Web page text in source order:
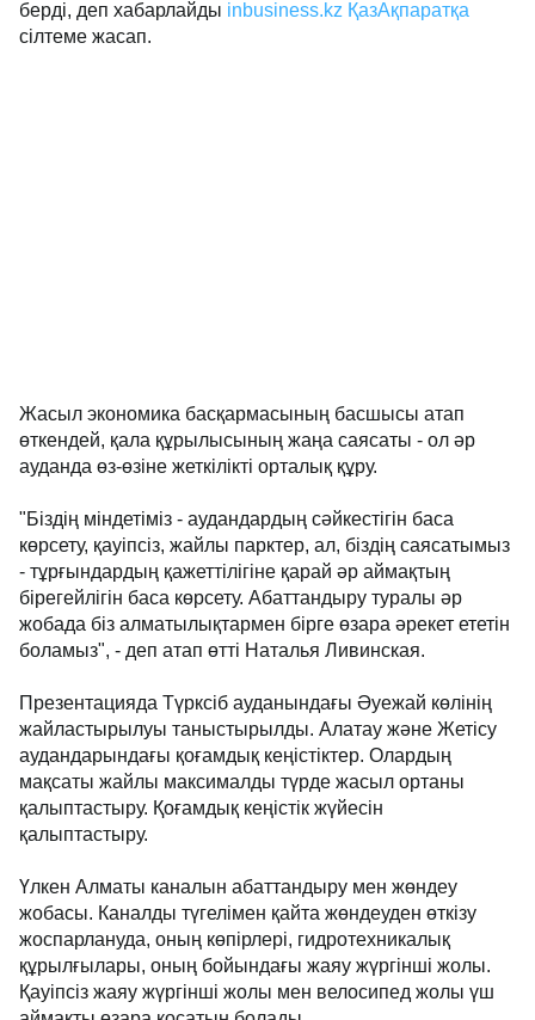
берді, деп хабарлайды inbusiness.kz ҚазАқпаратқа
сілтеме жасап.
Жасыл экономика басқармасының басшысы атап
өткендей, қала құрылысының жаңа саясаты - ол әр
ауданда өз-өзіне жеткілікті орталық құру.
"Біздің міндетіміз - аудандардың сәйкестігін баса
көрсету, қауіпсіз, жайлы парктер, ал, біздің саясатымыз
- тұрғындардың қажеттілігіне қарай әр аймақтың
бірегейлігін баса көрсету. Абаттандыру туралы әр
жобада біз алматылықтармен бірге өзара әрекет ететін
боламыз", - деп атап өтті Наталья Ливинская.
Презентацияда Түрксіб ауданындағы Әуежай көлінің
жайластырылуы таныстырылды. Алатау және Жетісу
аудандарындағы қоғамдық кеңістіктер. Олардың
мақсаты жайлы максималды түрде жасыл ортаны
қалыптастыру. Қоғамдық кеңістік жүйесін
қалыптастыру.
Үлкен Алматы каналын абаттандыру мен жөндеу
жобасы. Каналды түгелімен қайта жөндеуден өткізу
жоспарлануда, оның көпірлері, гидротехникалық
құрылғылары, оның бойындағы жаяу жүргінші жолы.
Қауіпсіз жаяу жүргінші жолы мен велосипед жолы үш